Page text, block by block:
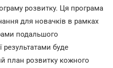
розвитку. Ця програма
для новачків в рамках
подальшого
результатами буде
план розвитку кожного